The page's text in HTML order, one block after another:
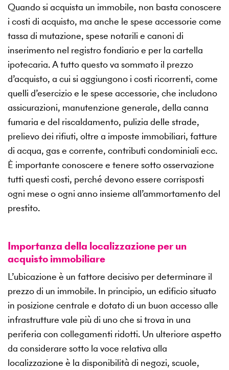
Quando si acquista un immobile, non basta conoscere
i costi di acquisto, ma anche le spese accessorie come
tassa di mutazione, spese notarili e canoni di
inserimento nel registro fondiario e per la cartella
ipotecaria. A tutto questo va sommato il prezzo
d’acquisto, a cui si aggiungono i costi ricorrenti, come
quelli d’esercizio e le spese accessorie, che includono
assicurazioni, manutenzione generale, della canna
fumaria e del riscaldamento, pulizia delle strade,
prelievo dei rifiuti, oltre a imposte immobiliari, fatture
di acqua, gas e corrente, contributi condominiali ecc.
È importante conoscere e tenere sotto osservazione
tutti questi costi, perché devono essere corrisposti
ogni mese o ogni anno insieme all’ammortamento del
prestito.
Importanza della localizzazione per un
acquisto immobiliare
L’ubicazione è un fattore decisivo per determinare il
prezzo di un immobile. In principio, un edificio situato
in posizione centrale e dotato di un buon accesso alle
infrastrutture vale più di uno che si trova in una
periferia con collegamenti ridotti. Un ulteriore aspetto
da considerare sotto la voce relativa alla
localizzazione è la disponibilità di negozi, scuole,